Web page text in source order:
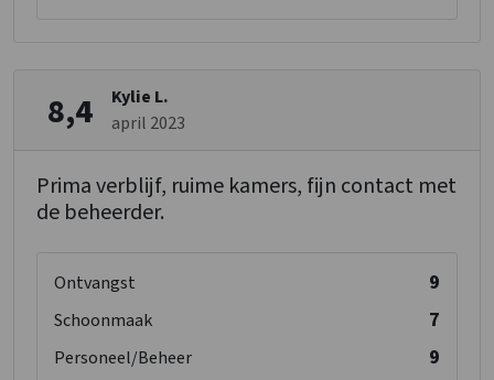
8,4
Kylie L.
april 2023
Prima verblijf, ruime kamers, fijn contact met
de beheerder.
Ontvangst 9
Schoonmaak 7
Personeel/Beheer 9